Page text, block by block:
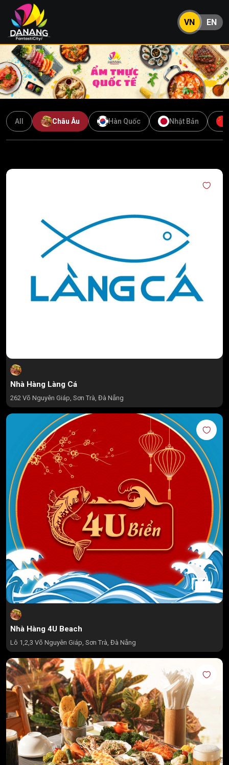
VN EN
All Châu Âu Hàn Quốc Nhật Bản
Nhà Hàng Làng Cá
262 Võ Nguyên Giáp, Sơn Trà, Đà Nẵng
Nhà Hàng 4U Beach
Lô 1,2,3 Võ Nguyên Giáp, Sơn Trà, Đà Nẵng